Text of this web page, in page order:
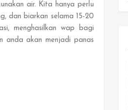
air. Kita hanya perlu
dan biarkan selama 15-20
menghasilkan wap bagi
anda akan menjadi panas